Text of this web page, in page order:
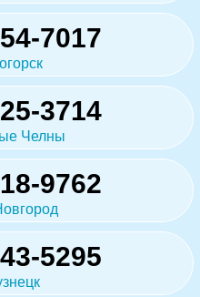
7017
3714
Челны
9762
5295